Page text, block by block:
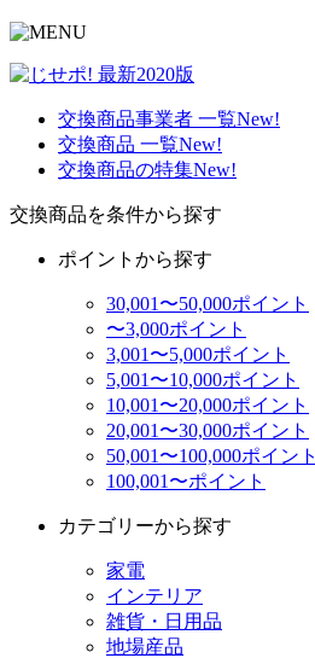
交換商品事業者 一覧New!
交換商品 一覧New!
交換商品の特集New!
交換商品を条件から探す
ポイントから探す
30,001〜50,000ポイント
〜3,000ポイント
3,001〜5,000ポイント
5,001〜10,000ポイント
10,001〜20,000ポイント
20,001〜30,000ポイント
50,001〜100,000ポイント
100,001〜ポイント
カテゴリーから探す
家電
インテリア
雑貨・日用品
地場産品